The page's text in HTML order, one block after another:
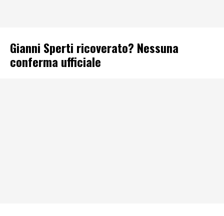
Gianni Sperti ricoverato? Nessuna
conferma ufficiale